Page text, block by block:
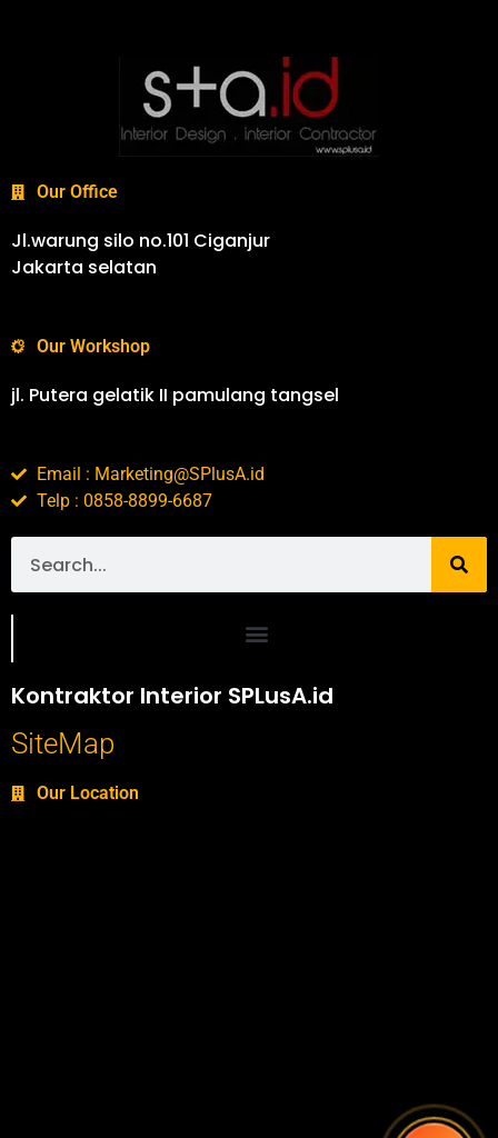
Our Office
Jl.warung silo no.101 Ciganjur
Jakarta selatan
Our Workshop
jl. Putera gelatik II pamulang tangsel
Email : Marketing@SPlusA.id
Telp : 0858-8899-6687
Kontraktor Interior SPLusA.id
SiteMap
Our Location